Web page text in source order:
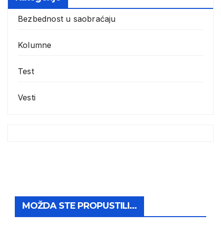
Bezbednost u saobraćaju
Kolumne
Test
Vesti
MOŽDA STE PROPUSTILI...